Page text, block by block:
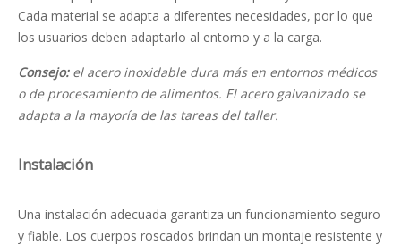
Cada material se adapta a diferentes necesidades, por lo que
los usuarios deben adaptarlo al entorno y a la carga.
Consejo: el acero inoxidable dura más en entornos médicos
o de procesamiento de alimentos. El acero galvanizado se
adapta a la mayoría de las tareas del taller.
Instalación
Una instalación adecuada garantiza un funcionamiento seguro
y fiable. Los cuerpos roscados brindan un montaje resistente y